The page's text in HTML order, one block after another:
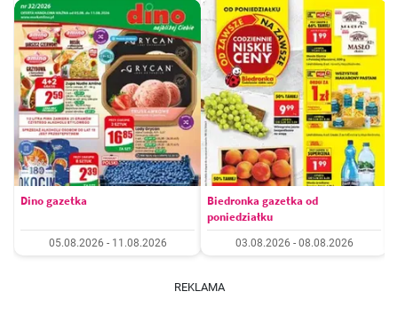
Dino gazetka
05.08.2026 - 11.08.2026
Biedronka gazetka od
poniedziałku
03.08.2026 - 08.08.2026
REKLAMA